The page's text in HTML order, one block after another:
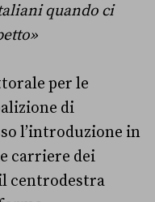
quando ci
per le
di
l’introduzione in
carriere dei
centrodestra